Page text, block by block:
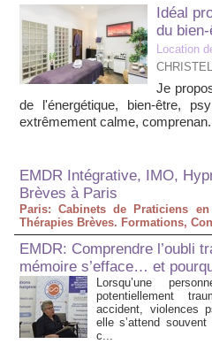
Idéal
du
Location
Je
de l'énergétique, bien-être,
extrêmement calme,
EMDR Intégrative, IMO,
Brèves à Paris
Paris: Cabinets de Praticiens
Thérapies Brèves. Formations,
EMDR: Comprendre l’oubli
mémoire s’efface… et
Lorsqu’une
potentiellement
accident, violences
elle s’attend
c...